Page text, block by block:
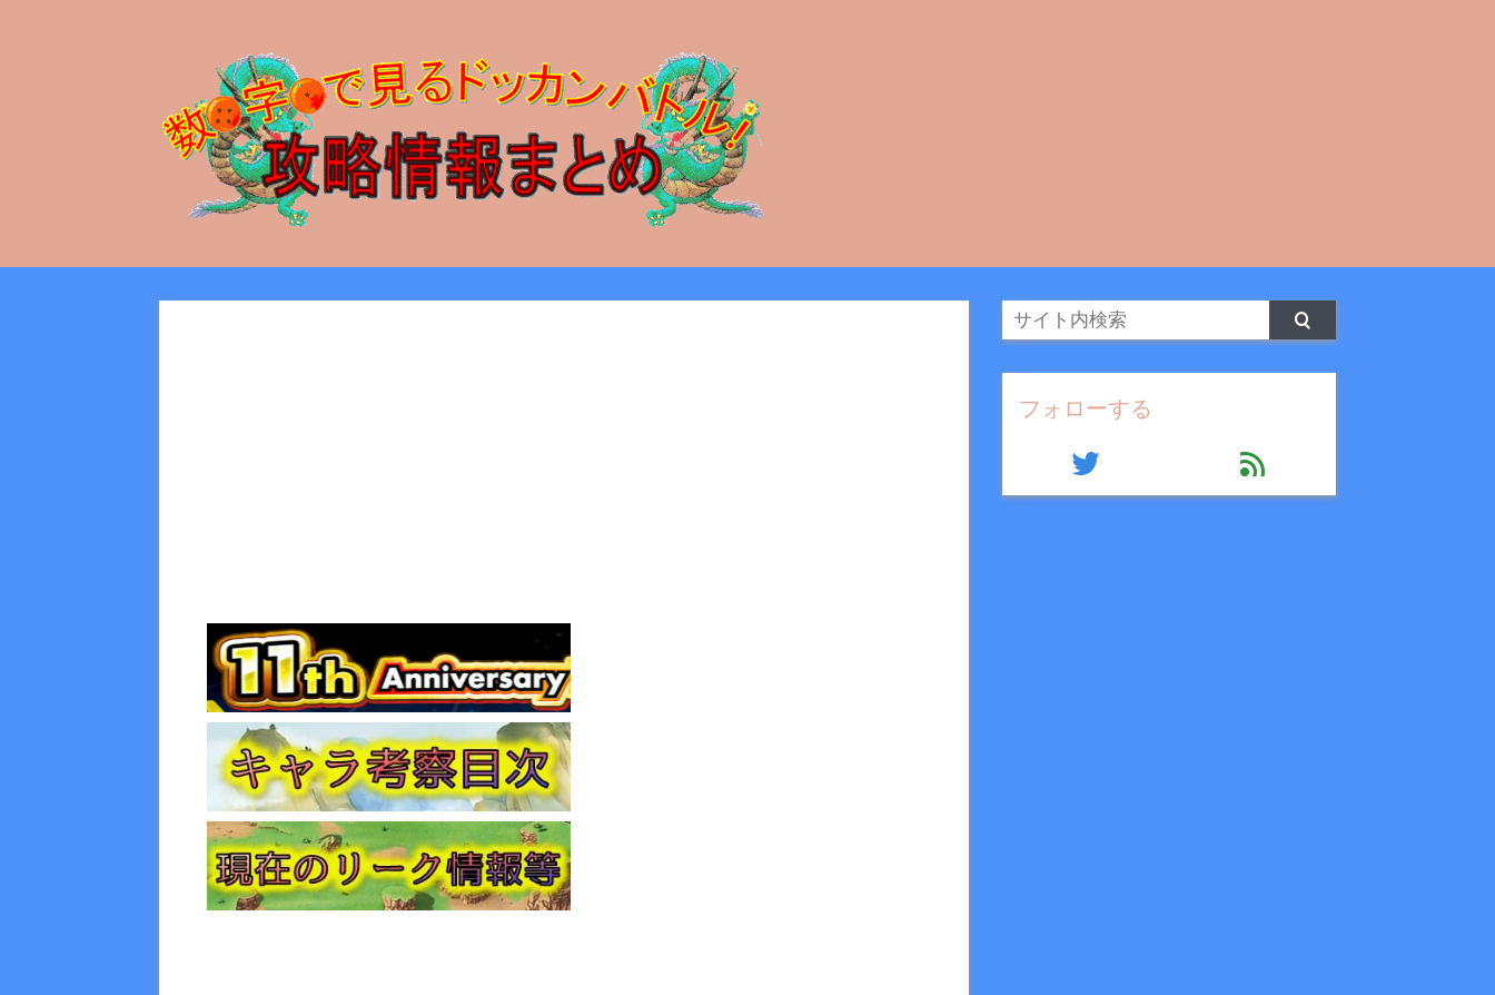
フォローする
twitter feed